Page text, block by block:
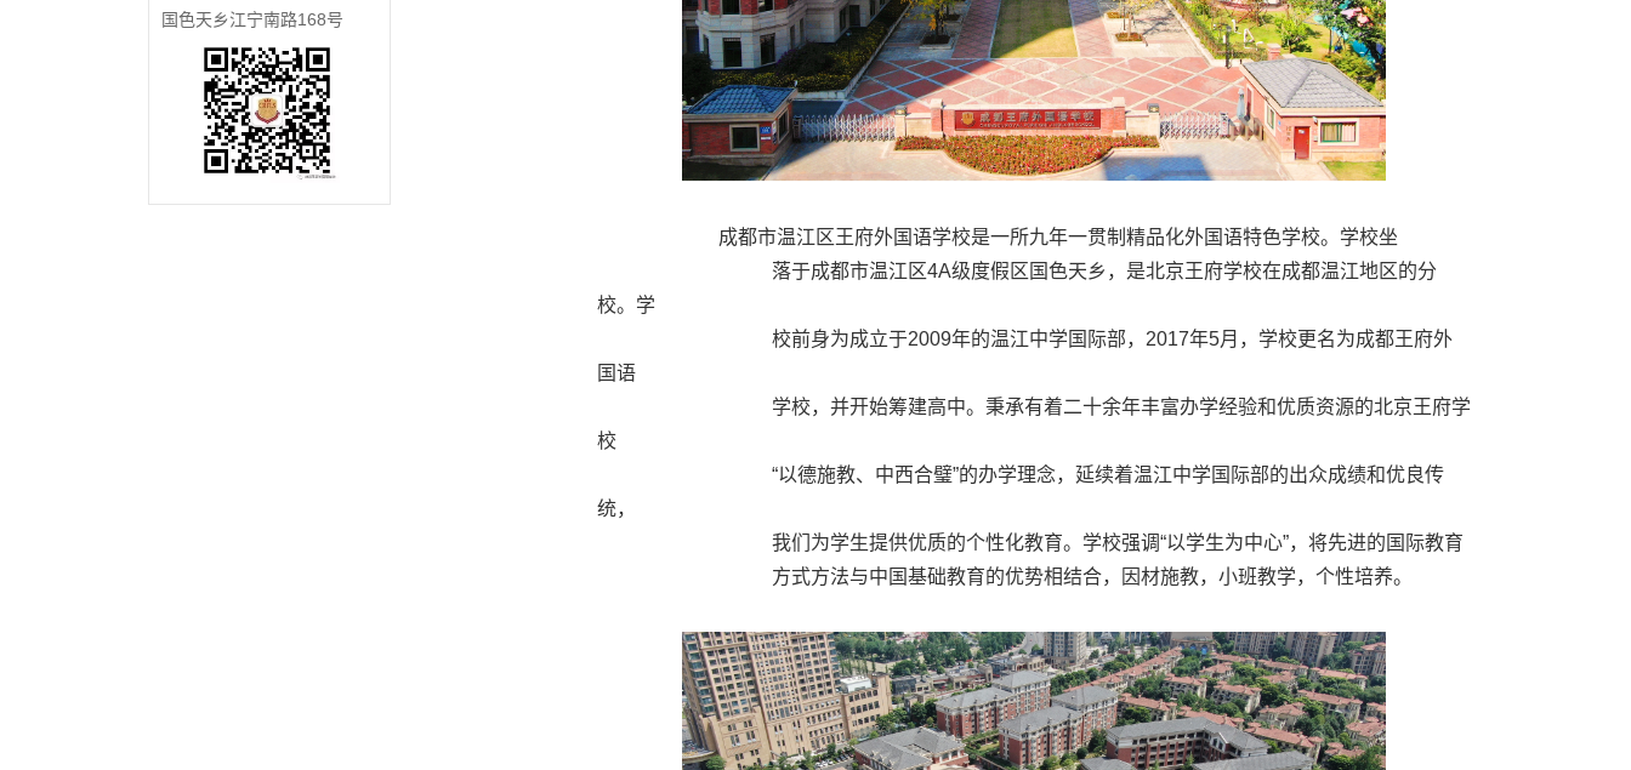
国色天乡江宁南路168号
成都市温江区王府外国语学校是一所九年一贯制精品化外国语特色学校。学校坐
落于成都市温江区4A级度假区国色天乡，是北京王府学校在成都温江地区的分
校。学
校前身为成立于2009年的温江中学国际部，2017年5月，学校更名为成都王府外
国语
学校，并开始筹建高中。秉承有着二十余年丰富办学经验和优质资源的北京王府学
校
“以德施教、中西合璧”的办学理念，延续着温江中学国际部的出众成绩和优良传
统，
我们为学生提供优质的个性化教育。学校强调“以学生为中心”，将先进的国际教育
方式方法与中国基础教育的优势相结合，因材施教，小班教学，个性培养。